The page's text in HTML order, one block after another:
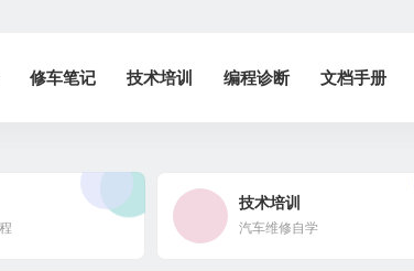
修车笔记 技术培训 编程诊断 文档手册
技术培训
汽车维修自学